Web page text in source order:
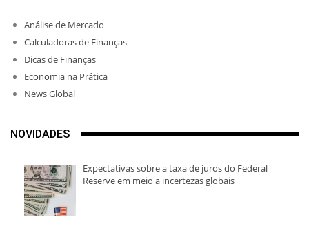
Análise de Mercado
Calculadoras de Finanças
Dicas de Finanças
Economia na Prática
News Global
NOVIDADES
Expectativas sobre a taxa de juros do Federal
Reserve em meio a incertezas globais